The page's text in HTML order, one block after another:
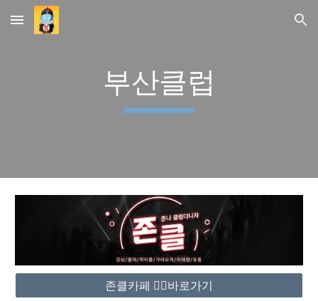
Skip to main content Skip to navigation
부산클럽
존클카페 ❤️‍🔥바로가기